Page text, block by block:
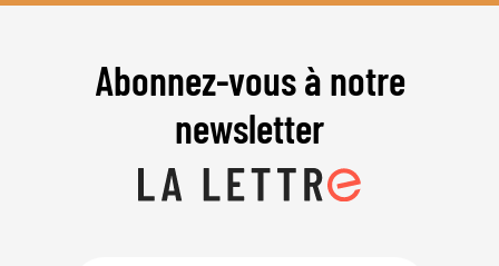
Abonnez-vous à notre
newsletter